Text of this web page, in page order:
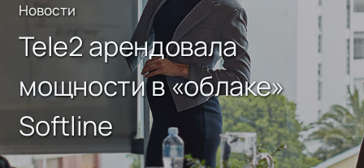
Новости
Tele2 арендовала
мощности в «облаке»
Softline